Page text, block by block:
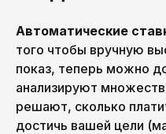
Автоматические
того чтобы вручную
показ, теперь можно
анализируют
решают, сколько
достичь вашей цели